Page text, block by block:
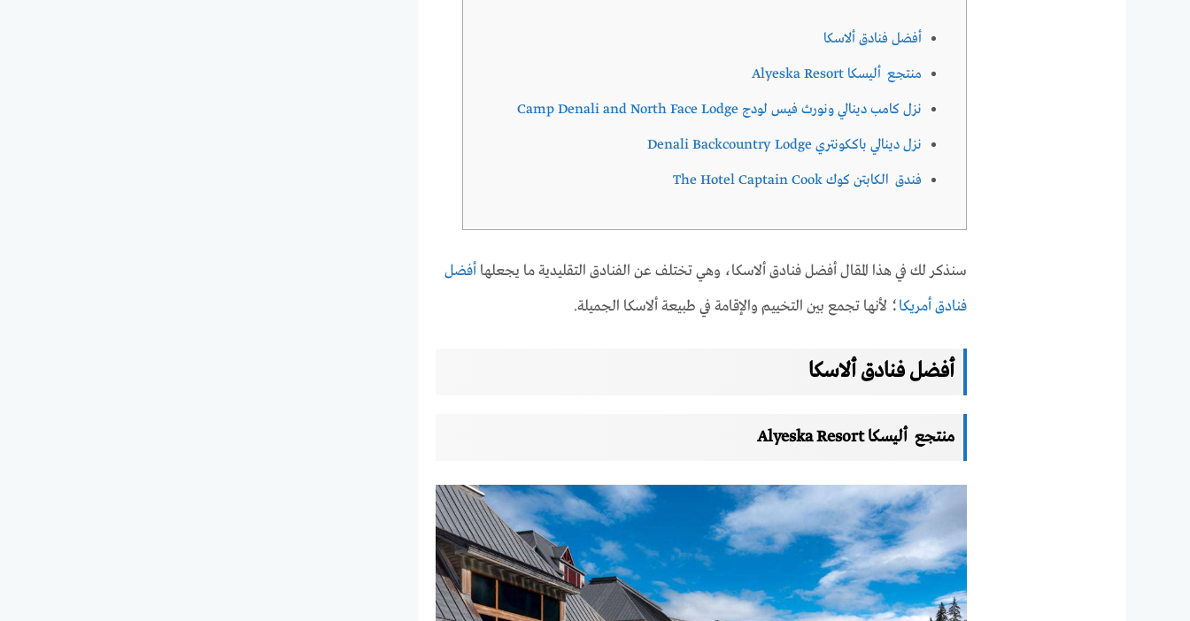
أفضل فنادق ألاسكا
منتجع أليسكا Alyeska Resort
نزل كامب دينالي ونورث فيس لودج Camp Denali and North Face Lodge
نزل دينالي باككونتري Denali Backcountry Lodge
فندق الكابتن كوك The Hotel Captain Cook
سنذكر لك في هذا المقال أفضل فنادق ألاسكا، وهي تختلف عن الفنادق التقليدية ما يجعلها أفضل
فنادق أمريكا؛ لأنها تجمع بين التخييم والإقامة في طبيعة ألاسكا الجميلة.
أفضل فنادق ألاسكا
منتجع أليسكا Alyeska Resort